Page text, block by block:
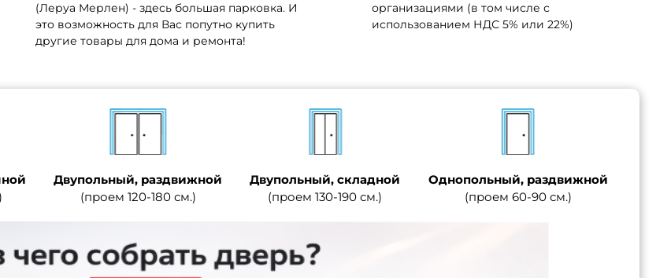
(Леруа Мерлен) - здесь большая парковка. И
это возможность для Вас попутно купить
другие товары для дома и ремонта!
организациями (в том числе с
использованием НДС 5% или 22%)
Двупольный, раздвижной
(проем 120-180 см.)
Двупольный, складной
(проем 130-190 см.)
Однопольный, раздвижной
(проем 60-90 см.)